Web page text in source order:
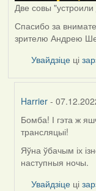
Две совы "устроили
Спасибо за
зрителю Андрею
Увайдзіце ці
Harrier -
In
reply
to
by
Бомба! І гэта ж
трансляцыі!
Яўна ўбачым іх
наступныя ночы.
Увайдзіце ці